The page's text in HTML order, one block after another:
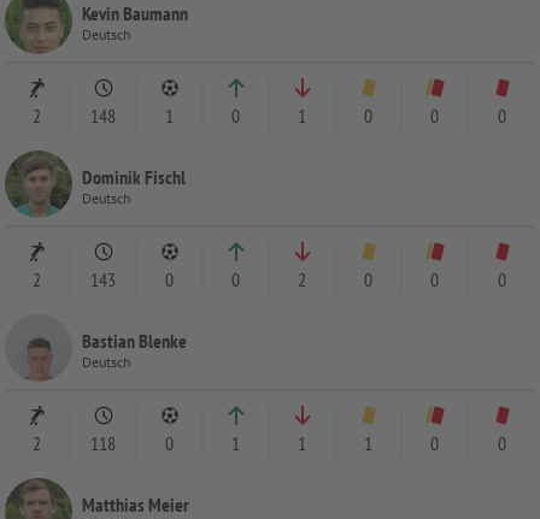
Kevin Baumann
Deutsch
2 148 1 0 1 0 0 0
Dominik Fischl
Deutsch
2 143 0 0 2 0 0 0
Bastian Blenke
Deutsch
2 118 0 1 1 1 0 0
Matthias Meier